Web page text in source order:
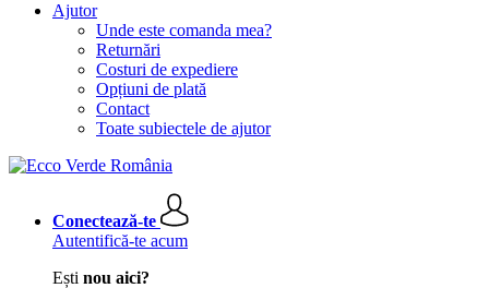
Ajutor
Unde este comanda mea?
Returnări
Costuri de expediere
Opțiuni de plată
Contact
Toate subiectele de ajutor
Conectează-te
Autentifică-te acum
Ești nou aici?